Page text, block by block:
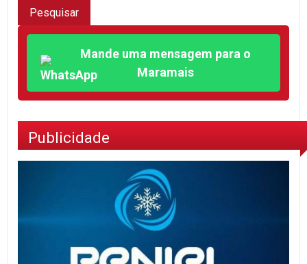
Mande uma mensagem para o
Maramais
Publicidade